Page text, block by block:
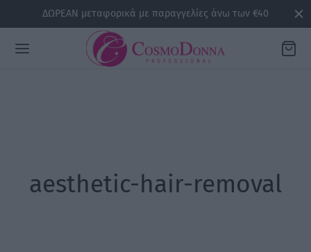
ΔΩΡΕΑΝ μεταφορικά με παραγγελίες άνω των €40
aesthetic-hair-removal